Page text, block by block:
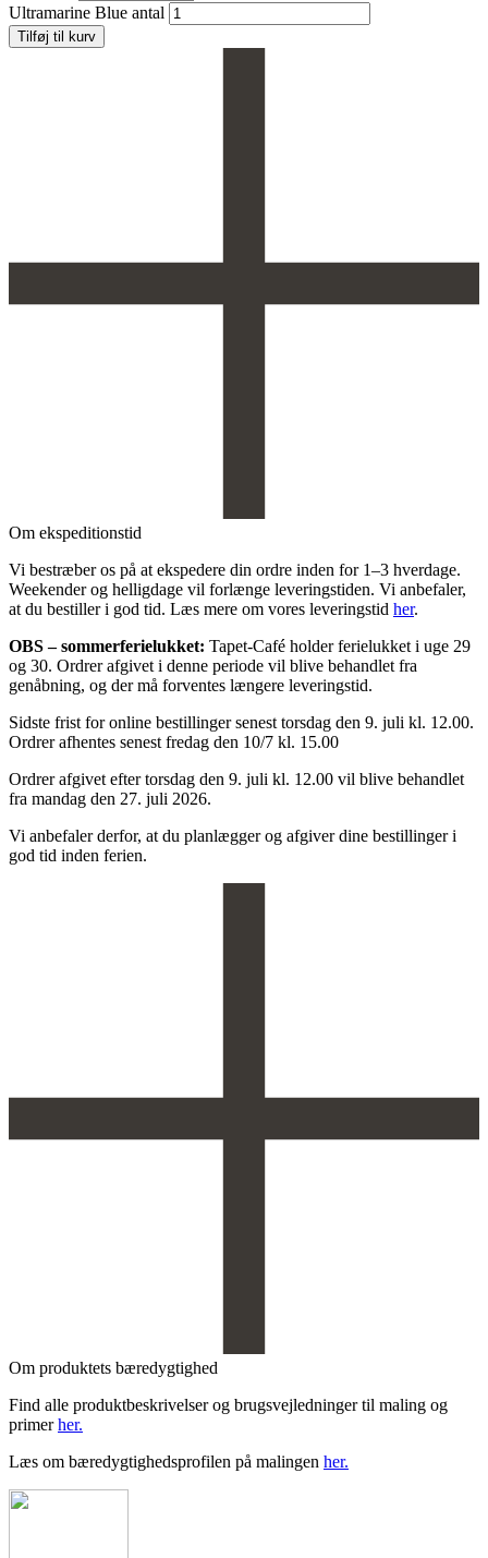
Ultramarine Blue antal
Tilføj til kurv
Om ekspeditionstid
Vi bestræber os på at ekspedere din ordre inden for 1–3 hverdage.
Weekender og helligdage vil forlænge leveringstiden. Vi anbefaler,
at du bestiller i god tid. Læs mere om vores leveringstid her.
OBS – sommerferielukket: Tapet-Café holder ferielukket i uge 29
og 30. Ordrer afgivet i denne periode vil blive behandlet fra
genåbning, og der må forventes længere leveringstid.
Sidste frist for online bestillinger senest torsdag den 9. juli kl. 12.00.
Ordrer afhentes senest fredag den 10/7 kl. 15.00
Ordrer afgivet efter torsdag den 9. juli kl. 12.00 vil blive behandlet
fra mandag den 27. juli 2026.
Vi anbefaler derfor, at du planlægger og afgiver dine bestillinger i
god tid inden ferien.
Om produktets bæredygtighed
Find alle produktbeskrivelser og brugsvejledninger til maling og
primerher.
Læs om bæredygtighedsprofilen på malingen her.